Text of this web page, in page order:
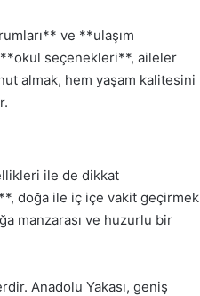
ve **ulaşım
seçenekleri**, aileler
almak, hem yaşam kalitesini
ile de dikkat
doğa ile iç içe vakit geçirmek
manzarası ve huzurlu bir
Anadolu Yakası, geniş